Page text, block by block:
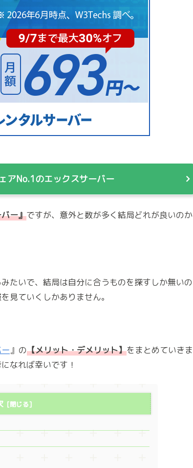
アNo.1のエックスサーバー
ー』ですが、意外と数が多く結局どれが良いのか
たいで、結局は自分に合うものを探すしか無いの
見ていくしかありません。
』の【メリット・デメリット】をまとめていきま
なれば幸いです！